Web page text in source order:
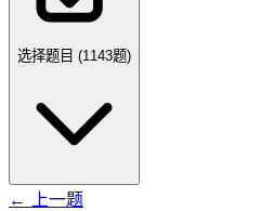
选择题目 (1143题)
← 上一题